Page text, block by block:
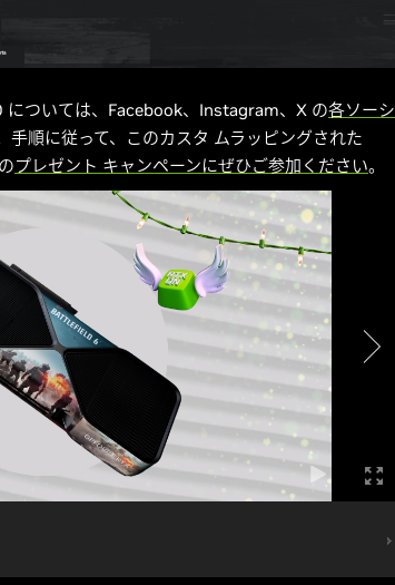
については、Facebook、Instagram、X の各ソーシ
手順に従って、このカスタ ムラッピングされた
プレゼント キャンペーンにぜひご参加ください。